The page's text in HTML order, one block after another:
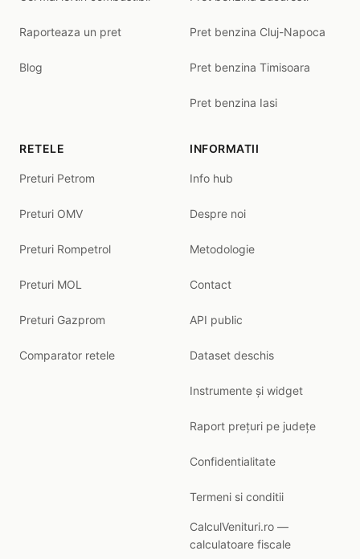
Raporteaza un pret
Blog
Pret benzina Cluj-Napoca
Pret benzina Timisoara
Pret benzina Iasi
RETELE
Preturi Petrom
Preturi OMV
Preturi Rompetrol
Preturi MOL
Preturi Gazprom
Comparator retele
INFORMATII
Info hub
Despre noi
Metodologie
Contact
API public
Dataset deschis
Instrumente și widget
Raport prețuri pe județe
Confidentialitate
Termeni si conditii
CalculVenituri.ro —
calculatoare fiscale